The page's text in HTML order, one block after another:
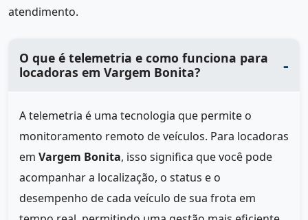
atendimento.
O que é telemetria e como funciona para
locadoras em Vargem Bonita?
A telemetria é uma tecnologia que permite o
monitoramento remoto de veículos. Para locadoras
em Vargem Bonita, isso significa que você pode
acompanhar a localização, o status e o
desempenho de cada veículo de sua frota em